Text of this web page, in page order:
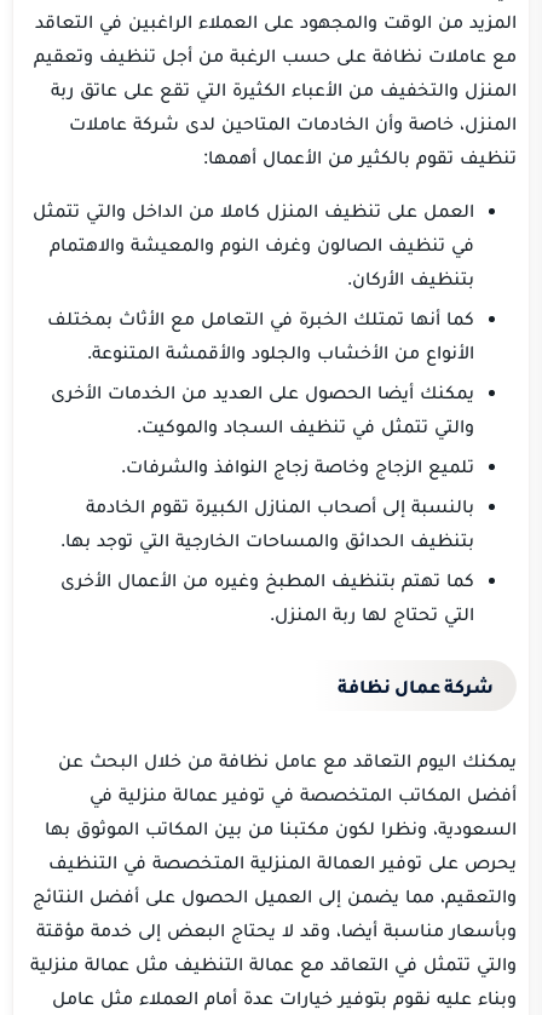
المزيد من الوقت والمجهود على العملاء الراغبين في التعاقد
مع عاملات نظافة على حسب الرغبة من أجل تنظيف وتعقيم
المنزل والتخفيف من الأعباء الكثيرة التي تقع على عاتق ربة
المنزل، خاصة وأن الخادمات المتاحين لدى شركة عاملات
تنظيف تقوم بالكثير من الأعمال أهمها:
العمل على تنظيف المنزل كاملا من الداخل والتي تتمثل
في تنظيف الصالون وغرف النوم والمعيشة والاهتمام
بتنظيف الأركان.
كما أنها تمتلك الخبرة في التعامل مع الأثاث بمختلف
الأنواع من الأخشاب والجلود والأقمشة المتنوعة.
يمكنك أيضا الحصول على العديد من الخدمات الأخرى
والتي تتمثل في تنظيف السجاد والموكيت.
تلميع الزجاج وخاصة زجاج النوافذ والشرفات.
بالنسبة إلى أصحاب المنازل الكبيرة تقوم الخادمة
بتنظيف الحدائق والمساحات الخارجية التي توجد بها.
كما تهتم بتنظيف المطبخ وغيره من الأعمال الأخرى
التي تحتاج لها ربة المنزل.
شركة عمال نظافة
يمكنك اليوم التعاقد مع عامل نظافة من خلال البحث عن
أفضل المكاتب المتخصصة في توفير عمالة منزلية في
السعودية، ونظرا لكون مكتبنا من بين المكاتب الموثوق بها
يحرص على توفير العمالة المنزلية المتخصصة في التنظيف
والتعقيم، مما يضمن إلى العميل الحصول على أفضل النتائج
وبأسعار مناسبة أيضا، وقد لا يحتاج البعض إلى خدمة مؤقتة
والتي تتمثل في التعاقد مع عمالة التنظيف مثل عمالة منزلية
وبناء عليه نقوم بتوفير خيارات عدة أمام العملاء مثل عامل